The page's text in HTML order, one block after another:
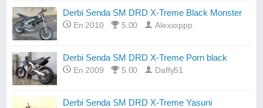
Derbi Senda SM DRD X-Treme Black Monster
En 2010 5.00 Alexxxppp
Derbi Senda SM DRD X-Treme Porn black
En 2009 5.00 Daffy51
Derbi Senda SM DRD X-Treme Yasuni